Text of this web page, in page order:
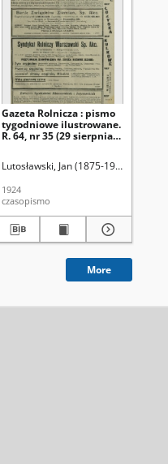
Gazeta Rolnicza : pismo
tygodniowe ilustrowane.
R. 64, nr 35 (29 sierpnia
Lutosławski, Jan (1875-1950). Red.
1924
czasopismo
More